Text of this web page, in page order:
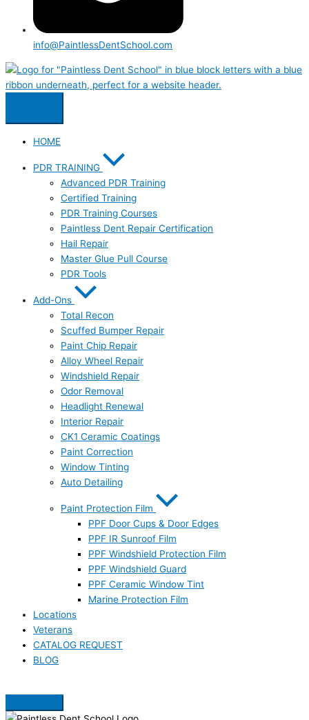
info@PaintlessDentSchool.com
HOME
PDR TRAINING
Advanced PDR Training
Certified Training
PDR Training Courses
Paintless Dent Repair Certification
Hail Repair
Master Glue Pull Course
PDR Tools
Add-Ons
Total Recon
Scuffed Bumper Repair
Paint Chip Repair
Alloy Wheel Repair
Windshield Repair
Odor Removal
Headlight Renewal
Interior Repair
CK1 Ceramic Coatings
Paint Correction
Window Tinting
Auto Detailing
Paint Protection Film
PPF Door Cups & Door Edges
PPF IR Sunroof Film
PPF Windshield Protection Film
PPF Windshield Guard
PPF Ceramic Window Tint
Marine Protection Film
Locations
Veterans
CATALOG REQUEST
BLOG